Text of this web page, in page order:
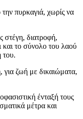
πυρκαγιά, χωρίς να
στέγη, διατροφή,
και το σύνολο του λαού
του.
για ζωή με δικαιώματα,
ένταξή τους
μέτρα και